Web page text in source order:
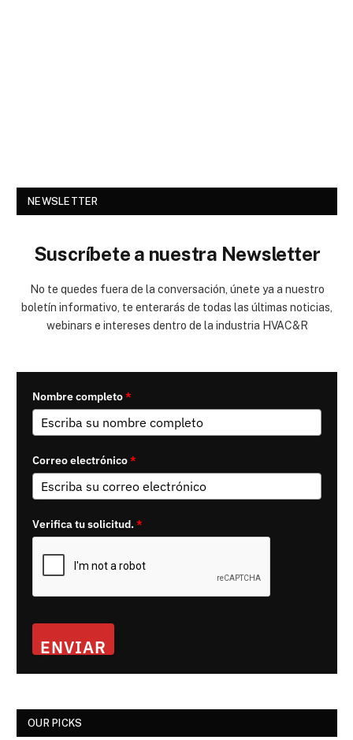
NEWSLETTER
Suscríbete a nuestra Newsletter
No te quedes fuera de la conversación, únete ya a nuestro
boletín informativo, te enterarás de todas las últimas noticias,
webinars e intereses dentro de la industria HVAC&R
Nombre completo*
Correo electrónico*
Verifica tu solicitud.*
ENVIAR
OUR PICKS